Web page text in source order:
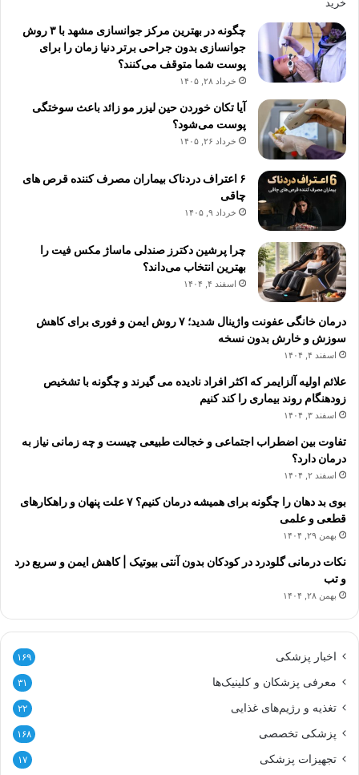
چگونه در بهترین مرکز جوانسازی مشهد با ۳ روش
جوانسازی بدون جراحی برتر دنیا زمان را برای
پوست شما متوقف می‌کنند؟
خرداد ۲۸, ۱۴۰۵
آیا تکان خوردن حین لیزر مو زائد باعث سوختگی
پوست می‌شود؟
خرداد ۲۶, ۱۴۰۵
۶ اعتراف دردناک بیماران مصرف کننده قرص های
چاقی
خرداد ۹, ۱۴۰۵
چرا پرشین دکترز صندلی ماساژ مکس فیت را
بهترین انتخاب می‌داند؟
اسفند ۴, ۱۴۰۴
درمان خانگی عفونت واژینال شدید؛ ۷ روش ایمن و فوری برای کاهش
سوزش و خارش بدون نسخه
اسفند ۴, ۱۴۰۴
علائم اولیه آلزایمر که اکثر افراد نادیده می گیرند و چگونه با تشخیص
زودهنگام روند بیماری را کند کنیم
اسفند ۳, ۱۴۰۴
تفاوت بین اضطراب اجتماعی و خجالت طبیعی چیست و چه زمانی نیاز به
درمان دارد؟
اسفند ۲, ۱۴۰۴
بوی بد دهان را چگونه برای همیشه درمان کنیم؟ ۷ علت پنهان و راهکارهای
قطعی و علمی
بهمن ۲۹, ۱۴۰۴
نکات درمانی گلودرد در کودکان بدون آنتی بیوتیک | کاهش ایمن و سریع درد
و تب
بهمن ۲۸, ۱۴۰۴
اخبار پزشکی ۱۶۹
معرفی پزشکان و کلینیک‌ها ۳۱
تغذیه و رژیم‌های غذایی ۲۲
پزشکی تخصصی ۱۶۸
تجهیزات پزشکی ۱۷